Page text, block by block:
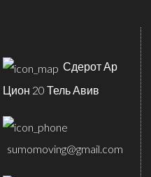
Сдерот Ар
Цион 20 Тель Авив
sumomoving@gmail.com